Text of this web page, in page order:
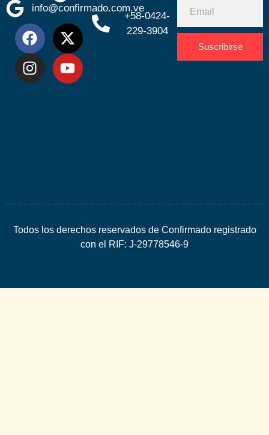
info@confirmado.com.ve
+58-0424-
229-3904
Suscribirse
Todos los derechos reservados de Confirmado registrado
con el RIF: J-29778546-9